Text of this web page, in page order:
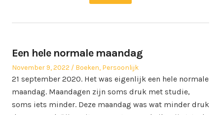
Een hele normale maandag
Posted
on
November 9, 2022
Posted
in
Boeken, Persoonlijk
21 september 2020. Het was eigenlijk een hele normale
maandag. Maandagen zijn soms druk met studie,
soms iets minder. Deze maandag was wat minder druk